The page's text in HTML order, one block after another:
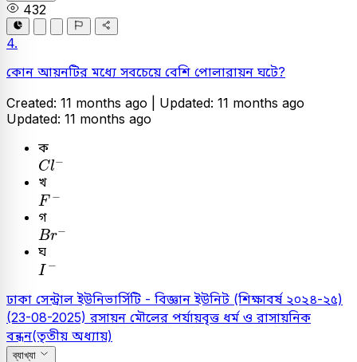
432
4.
কোন আয়নটির মধ্যে সবচেয়ে বেশি পোলারায়ন ঘটে?
Created: 11 months ago | Updated: 11 months ago
Updated: 11 months ago
ক
Cl−
Cl-
খ
F −
F-
গ
Br−
Br-
ঘ
I −
I-
ঢাকা সেন্ট্রাল ইউনিভার্সিটি - বিজ্ঞান ইউনিট (শিক্ষাবর্ষ ২০২৪-২৫)
(23-08-2025) রসায়ন মৌলের পর্যায়বৃত্ত ধর্ম ও রাসায়নিক
বন্ধন(তৃতীয় অধ্যায়)
ব্যাখ্যা